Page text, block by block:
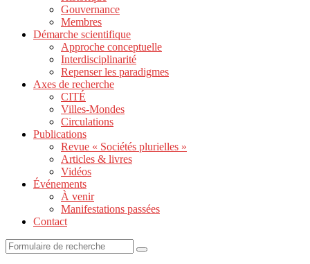
Gouvernance
Membres
Démarche scientifique
Approche conceptuelle
Interdisciplinarité
Repenser les paradigmes
Axes de recherche
CITÉ
Villes-Mondes
Circulations
Publications
Revue « Sociétés plurielles »
Articles & livres
Vidéos
Événements
À venir
Manifestations passées
Contact